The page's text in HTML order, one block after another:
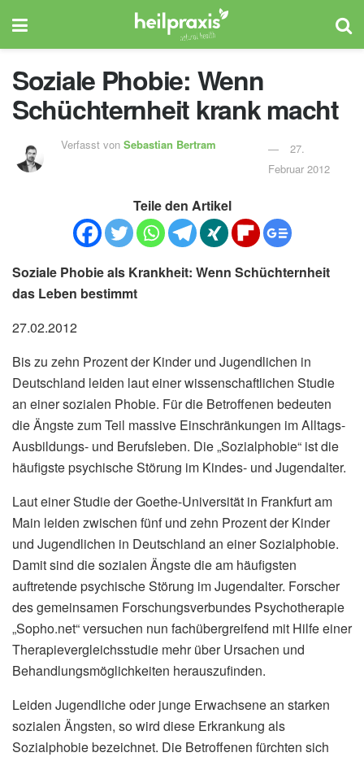
Soziale Phobie: Wenn
Schüchternheit krank macht
Verfasst vonSebastian Bertram
27.
Februar 2012
Teile den Artikel
Soziale Phobie als Krankheit: Wenn Schüchternheit
das Leben bestimmt
27.02.2012
Bis zu zehn Prozent der Kinder und Jugendlichen in
Deutschland leiden laut einer wissenschaftlichen Studie
an einer sozialen Phobie. Für die Betroffenen bedeuten
die Ängste zum Teil massive Einschränkungen im Alltags-
Ausbildungs- und Berufsleben. Die „Sozialphobie“ ist die
häufigste psychische Störung im Kindes- und Jugendalter.
Laut einer Studie der Goethe-Universität in Frankfurt am
Main leiden zwischen fünf und zehn Prozent der Kinder
und Jugendlichen in Deutschland an einer Sozialphobie.
Damit sind die sozialen Ängste die am häufigsten
auftretende psychische Störung im Jugendalter. Forscher
des gemeinsamen Forschungsverbundes Psychotherapie
„Sopho.net“ versuchen nun fachübergreifend mit Hilfe einer
Therapievergleichsstudie mehr über Ursachen und
Behandlungsmöglichkeiten herauszufinden.
Leiden Jugendliche oder junge Erwachsene an starken
sozialen Ängsten, so wird diese Erkrankung als
Sozialphobie bezeichnet. Die Betroffenen fürchten sich